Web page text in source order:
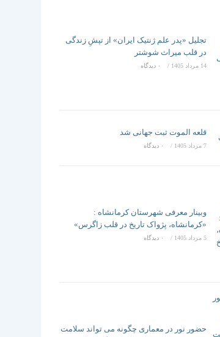
تجلیل «پدر علم ژنتیک ایران» از تپشِ زندگی
در قلب میراث شوشتر
14 مرداد 1405 / ۰ دیدگاه
قلعه الموت ثبت جهانی شد
7 مرداد 1405 / ۰ دیدگاه
وبینار معرفی شهرستان کرمانشاه :
«کرمانشاه، پژواک تاریخ در قلب زاگرس»
5 مرداد 1405 / ۰ دیدگاه
حضور نور در معماری چگونه می تواند سلامت